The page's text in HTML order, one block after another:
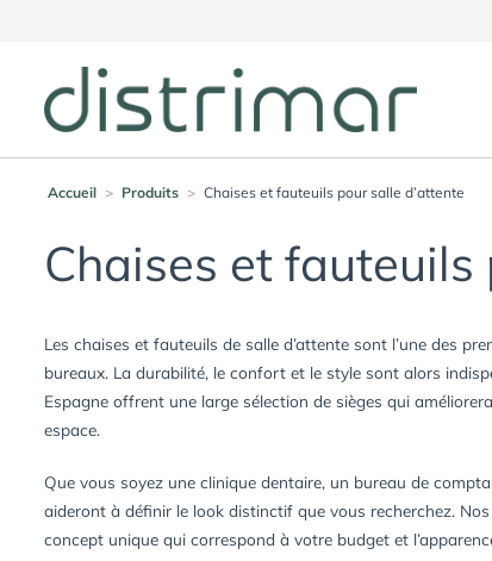
Accueil > Produits > Chaises et fauteuils pour salle d’attente
Chaises et fauteuils
Les chaises et fauteuils de salle d’attente sont l’une des
bureaux. La durabilité, le confort et le style sont alors
Espagne offrent une large sélection de sièges qui
espace.
Que vous soyez une clinique dentaire, un bureau de
aideront à définir le look distinctif que vous recherchez.
concept unique qui correspond à votre budget et